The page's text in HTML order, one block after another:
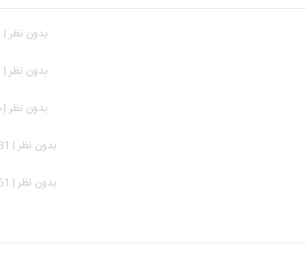
بدون نظر | 423 بازدید
بدون نظر | 591 بازدید
بدون نظر | 976 بازدید
بدون نظر | 1,981 بازدید
بدون نظر | 1,161 بازدید